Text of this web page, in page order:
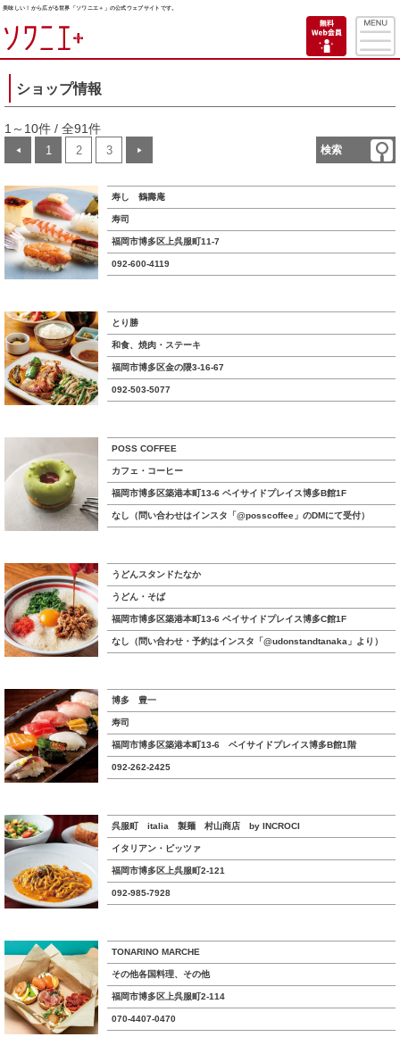
美味しい！から広がる世界「ソワニエ＋」の公式ウェブサイトです。
ショップ情報
1～10件 / 全91件
検索
◀ 1 2 3 ▶
寿し 鶴壽庵
寿司
福岡市博多区上呉服町11-7
092-600-4119
とり勝
和食、焼肉・ステーキ
福岡市博多区金の隈3-16-67
092-503-5077
POSS COFFEE
カフェ・コーヒー
福岡市博多区築港本町13-6 ベイサイドプレイス博多B館1F
なし（問い合わせはインスタ「@posscoffee」のDMにて受付）
うどんスタンドたなか
うどん・そば
福岡市博多区築港本町13-6 ベイサイドプレイス博多C館1F
なし（問い合わせ・予約はインスタ「@udonstandtanaka」より）
博多 豊一
寿司
福岡市博多区築港本町13-6 ベイサイドプレイス博多B館1階
092-262-2425
呉服町 italia 製麺 村山商店 by INCROCI
イタリアン・ピッツァ
福岡市博多区上呉服町2-121
092-985-7928
TONARINO MARCHE
その他各国料理、その他
福岡市博多区上呉服町2-114
070-4407-0470